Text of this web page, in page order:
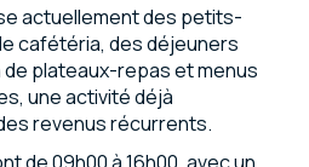
actuellement des petits-
cafétéria, des déjeuners
plateaux-repas et menus
une activité déjà
revenus récurrents.